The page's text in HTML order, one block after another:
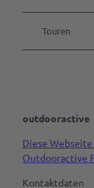
Touren
outdooractive
Diese
Outdooractive
Kontaktdaten